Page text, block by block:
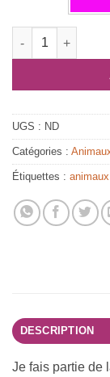
quantité de
UGS : ND
Catégories :
Étiquettes :
DESCRIPTION
Je fais partie de